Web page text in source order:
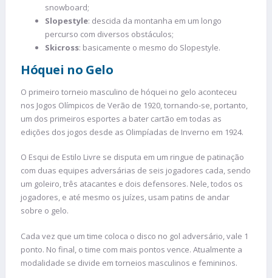
snowboard;
Slopestyle: descida da montanha em um longo
percurso com diversos obstáculos;
Skicross: basicamente o mesmo do Slopestyle.
Hóquei no Gelo
O primeiro torneio masculino de hóquei no gelo aconteceu
nos Jogos Olímpicos de Verão de 1920, tornando-se, portanto,
um dos primeiros esportes a bater cartão em todas as
edições dos jogos desde as Olimpíadas de Inverno em 1924.
O Esqui de Estilo Livre se disputa em um ringue de patinação
com duas equipes adversárias de seis jogadores cada, sendo
um goleiro, três atacantes e dois defensores. Nele, todos os
jogadores, e até mesmo os juízes, usam patins de andar
sobre o gelo.
Cada vez que um time coloca o disco no gol adversário, vale 1
ponto. No final, o time com mais pontos vence. Atualmente a
modalidade se divide em torneios masculinos e femininos.